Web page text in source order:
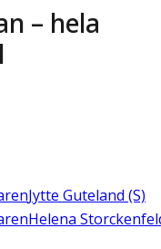
– hela
Jytte Guteland (S)
Helena